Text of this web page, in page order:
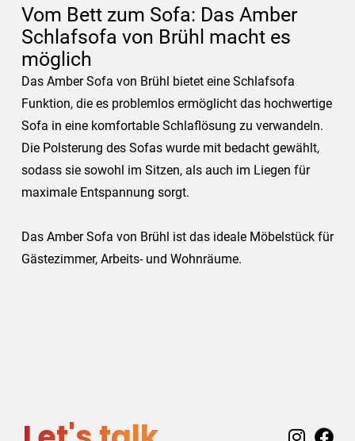
Vom Bett zum Sofa: Das Amber
Schlafsofa von Brühl macht es
möglich
Das Amber Sofa von Brühl bietet eine Schlafsofa
Funktion, die es problemlos ermöglicht das hochwertige
Sofa in eine komfortable Schlaflösung zu verwandeln.
Die Polsterung des Sofas wurde mit bedacht gewählt,
sodass sie sowohl im Sitzen, als auch im Liegen für
maximale Entspannung sorgt.
Das Amber Sofa von Brühl ist das ideale Möbelstück für
Gästezimmer, Arbeits- und Wohnräume.
I
F